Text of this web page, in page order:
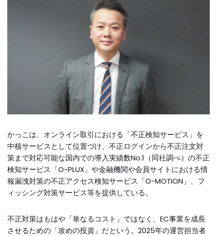
かっこは、オンライン取引における「不正検知サービス」を
中核サービスとして位置づけ、不正ログインから不正注文対
策まで対応可能な国内での導入実績数No.1（同社調べ）の不正
検知サービス「O-PLUX」や金融機関や会員サイトにおける情
報漏洩対策の不正アクセス検知サービス「O-MOTION」、フ
ィッシング対策サービス等を提供している。
不正対策はもはや「単なるコスト」ではなく、EC事業を成長
させるための「攻めの投資」だという。2025年の運営担当者